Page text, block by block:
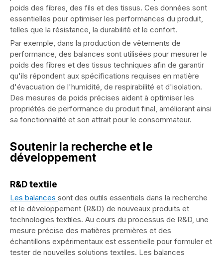
poids des fibres, des fils et des tissus. Ces données sont
essentielles pour optimiser les performances du produit,
telles que la résistance, la durabilité et le confort.
Par exemple, dans la production de vêtements de
performance, des balances sont utilisées pour mesurer le
poids des fibres et des tissus techniques afin de garantir
qu'ils répondent aux spécifications requises en matière
d'évacuation de l'humidité, de respirabilité et d'isolation.
Des mesures de poids précises aident à optimiser les
propriétés de performance du produit final, améliorant ainsi
sa fonctionnalité et son attrait pour le consommateur.
Soutenir la recherche et le
développement
R&D textile
Les balances sont des outils essentiels dans la recherche
et le développement (R&D) de nouveaux produits et
technologies textiles. Au cours du processus de R&D, une
mesure précise des matières premières et des
échantillons expérimentaux est essentielle pour formuler et
tester de nouvelles solutions textiles. Les balances